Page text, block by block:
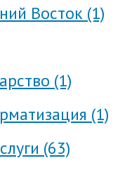
Восток (1)
(1)
(1)
(63)